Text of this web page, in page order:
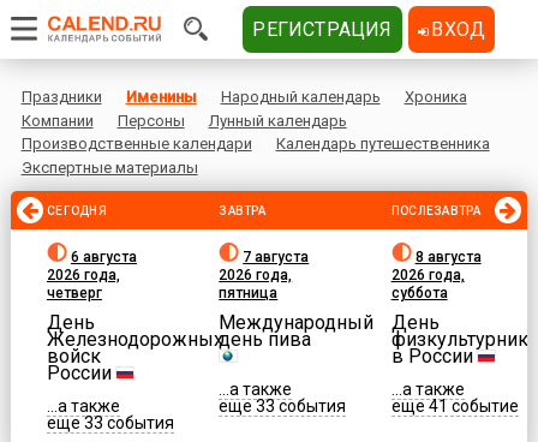
Праздники Именины Народный календарь
Хроника
Компании
Персоны
Лунный календарь
Производственные календари
Календарь путешественника
Экспертные материалы
СЕГОДНЯ
6 августа
2026 года,
четверг
День
Железнодорожных
войск
России
...а также
еще 33 события
ЗАВТРА
7 августа
2026 года,
пятница
Международный
день пива
...а также
еще 33 события
ПОСЛЕЗАВТРА
8 августа
2026 года,
суббота
День
физкультурника
в России
...а также
еще 41 событие
РЕГИСТРАЦИЯ ВХОД